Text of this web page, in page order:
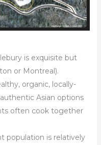
is exquisite but
or Montreal).
organic, locally-
Asian options
often cook together
population is relatively